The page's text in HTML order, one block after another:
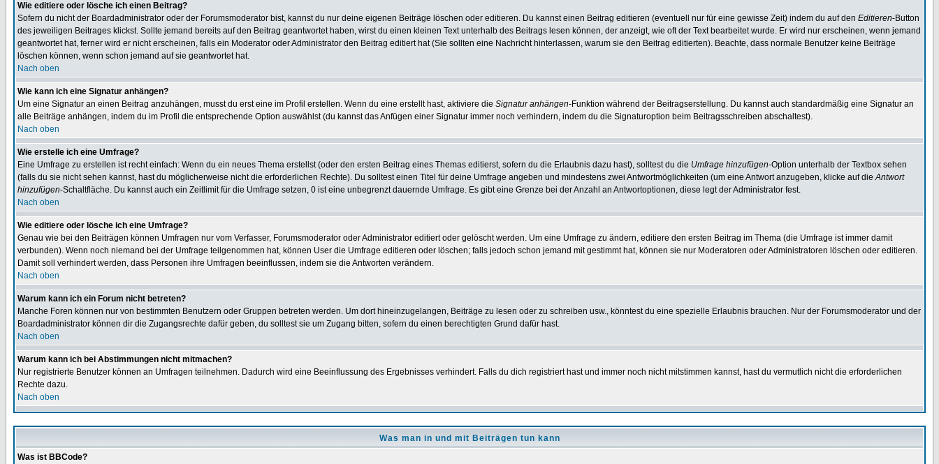
Wie editiere oder lösche ich einen Beitrag?
Sofern du nicht der Boardadministrator oder der Forumsmoderator bist, kannst du nur deine eigenen Beiträge löschen oder editieren. Du kannst einen Beitrag editieren (eventuell nur für eine gewisse Zeit) indem du auf den Editieren-Button
des jeweiligen Beitrages klickst. Sollte jemand bereits auf den Beitrag geantwortet haben, wirst du einen kleinen Text unterhalb des Beitrags lesen können, der anzeigt, wie oft der Text bearbeitet wurde. Er wird nur erscheinen, wenn jemand
geantwortet hat, ferner wird er nicht erscheinen, falls ein Moderator oder Administrator den Beitrag editiert hat (Sie sollten eine Nachricht hinterlassen, warum sie den Beitrag editierten). Beachte, dass normale Benutzer keine Beiträge
löschen können, wenn schon jemand auf sie geantwortet hat.
Nach oben
Wie kann ich eine Signatur anhängen?
Um eine Signatur an einen Beitrag anzuhängen, musst du erst eine im Profil erstellen. Wenn du eine erstellt hast, aktiviere die Signatur anhängen-Funktion während der Beitragserstellung. Du kannst auch standardmäßig eine Signatur an
alle Beiträge anhängen, indem du im Profil die entsprechende Option auswählst (du kannst das Anfügen einer Signatur immer noch verhindern, indem du die Signaturoption beim Beitragsschreiben abschaltest).
Nach oben
Wie erstelle ich eine Umfrage?
Eine Umfrage zu erstellen ist recht einfach: Wenn du ein neues Thema erstellst (oder den ersten Beitrag eines Themas editierst, sofern du die Erlaubnis dazu hast), solltest du die Umfrage hinzufügen-Option unterhalb der Textbox sehen
(falls du sie nicht sehen kannst, hast du möglicherweise nicht die erforderlichen Rechte). Du solltest einen Titel für deine Umfrage angeben und mindestens zwei Antwortmöglichkeiten (um eine Antwort anzugeben, klicke auf dieAntwort
hinzufügen-Schaltfläche. Du kannst auch ein Zeitlimit für die Umfrage setzen, 0 ist eine unbegrenzt dauernde Umfrage. Es gibt eine Grenze bei der Anzahl an Antwortoptionen, diese legt der Administrator fest.
Nach oben
Wie editiere oder lösche ich eine Umfrage?
Genau wie bei den Beiträgen können Umfragen nur vom Verfasser, Forumsmoderator oder Administrator editiert oder gelöscht werden. Um eine Umfrage zu ändern, editiere den ersten Beitrag im Thema (die Umfrage ist immer damit
verbunden). Wenn noch niemand bei der Umfrage teilgenommen hat, können User die Umfrage editieren oder löschen; falls jedoch schon jemand mit gestimmt hat, können sie nur Moderatoren oder Administratoren löschen oder editieren.
Damit soll verhindert werden, dass Personen ihre Umfragen beeinflussen, indem sie die Antworten verändern.
Nach oben
Warum kann ich ein Forum nicht betreten?
Manche Foren können nur von bestimmten Benutzern oder Gruppen betreten werden. Um dort hineinzugelangen, Beiträge zu lesen oder zu schreiben usw., könntest du eine spezielle Erlaubnis brauchen. Nur der Forumsmoderator und der
Boardadministrator können dir die Zugangsrechte dafür geben, du solltest sie um Zugang bitten, sofern du einen berechtigten Grund dafür hast.
Nach oben
Warum kann ich bei Abstimmungen nicht mitmachen?
Nur registrierte Benutzer können an Umfragen teilnehmen. Dadurch wird eine Beeinflussung des Ergebnisses verhindert. Falls du dich registriert hast und immer noch nicht mitstimmen kannst, hast du vermutlich nicht die erforderlichen
Rechte dazu.
Nach oben
Was man in und mit Beiträgen tun kann
Was ist BBCode?